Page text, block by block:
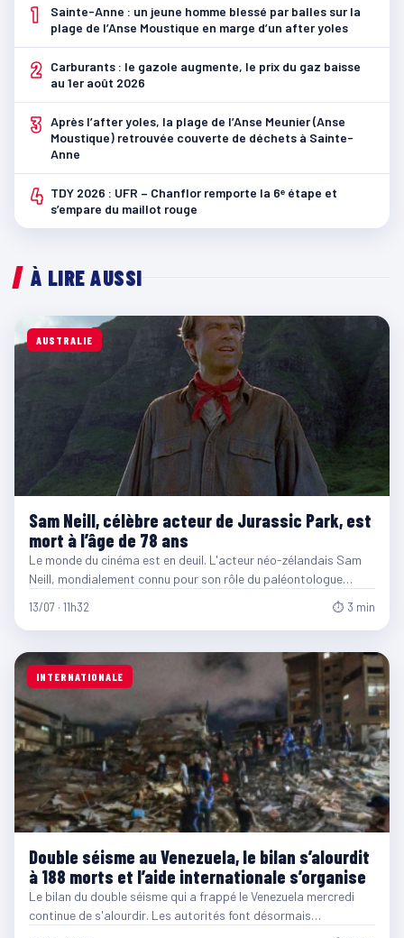
1
Sainte-Anne : un jeune homme blessé par balles sur la
plage de l’Anse Moustique en marge d’un after yoles
2
Carburants : le gazole augmente, le prix du gaz baisse
au 1er août 2026
3 Après l’after yoles, la plage de l’Anse Meunier (Anse
Moustique) retrouvée couverte de déchets à Sainte-
Anne
4 TDY 2026 : UFR – Chanflor remporte la 6ᵉ étape et
s’empare du maillot rouge
À LIRE AUSSI
AUSTRALIE
Sam Neill, célèbre acteur de Jurassic Park, est
mort à l’âge de 78 ans
Le monde du cinéma est en deuil. L'acteur néo-zélandais Sam
Neill, mondialement connu pour son rôle du paléontologue…
13/07 · 11h32 ⏱ 3 min
INTERNATIONALE
Double séisme au Venezuela, le bilan s’alourdit
à 188 morts et l’aide internationale s’organise
Le bilan du double séisme qui a frappé le Venezuela mercredi
continue de s'alourdir. Les autorités font désormais…